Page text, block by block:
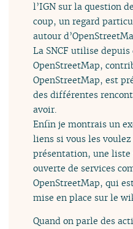
l’IGN sur la question
coup, un regard
autour
La SNCF utilise depuis
OpenStreetMap,
OpenStreetMap, est
des différentes
avoir.
Enfin je montrais un
liens si vous les
présentation, une
ouverte de services
OpenStreetMap, qui
mise en place sur le
Quand on parle des